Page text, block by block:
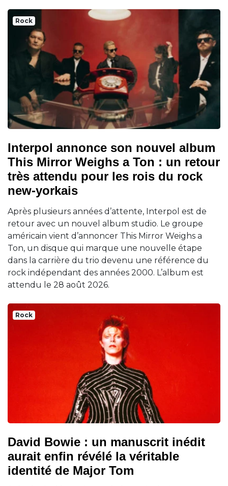
Rock
Interpol annonce son nouvel album
This Mirror Weighs a Ton : un retour
très attendu pour les rois du rock
new-yorkais
Après plusieurs années d’attente, Interpol est de
retour avec un nouvel album studio. Le groupe
américain vient d’annoncer This Mirror Weighs a
Ton, un disque qui marque une nouvelle étape
dans la carrière du trio devenu une référence du
rock indépendant des années 2000. L’album est
attendu le 28 août 2026.
Rock
David Bowie : un manuscrit inédit
aurait enfin révélé la véritable
identité de Major Tom